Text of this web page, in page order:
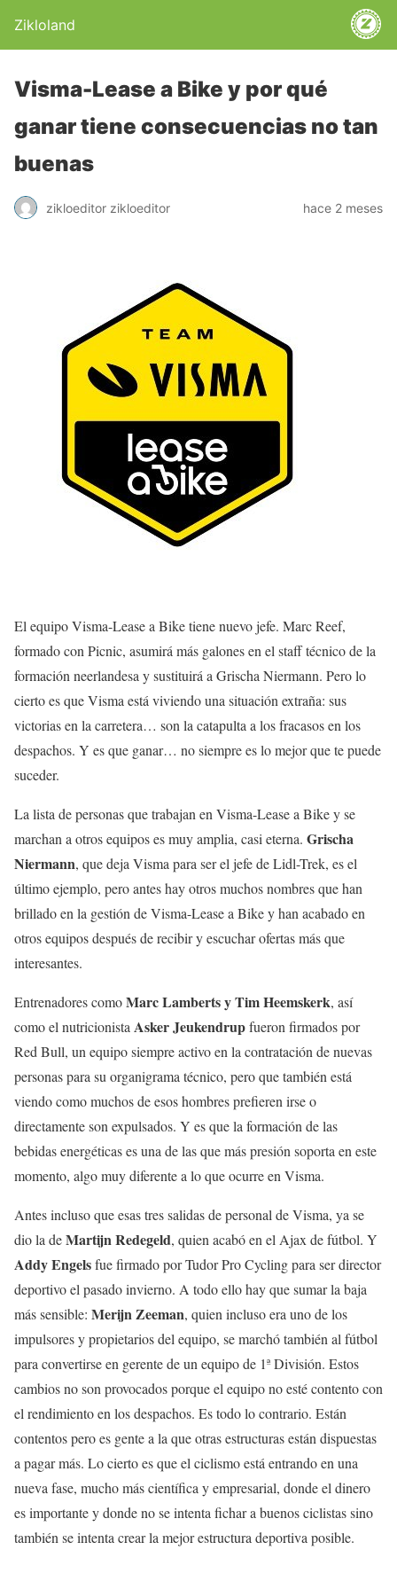
Zikloland
Visma-Lease a Bike y por qué
ganar tiene consecuencias no tan
buenas
zikloeditor zikloeditor hace 2 meses
El equipo Visma-Lease a Bike tiene nuevo jefe. Marc Reef,
formado con Picnic, asumirá más galones en el staff técnico de la
formación neerlandesa y sustituirá a Grischa Niermann. Pero lo
cierto es que Visma está viviendo una situación extraña: sus
victorias en la carretera… son la catapulta a los fracasos en los
despachos. Y es que ganar… no siempre es lo mejor que te puede
suceder.
La lista de personas que trabajan en Visma-Lease a Bike y se
marchan a otros equipos es muy amplia, casi eterna. Grischa
Niermann, que deja Visma para ser el jefe de Lidl-Trek, es el
último ejemplo, pero antes hay otros muchos nombres que han
brillado en la gestión de Visma-Lease a Bike y han acabado en
otros equipos después de recibir y escuchar ofertas más que
interesantes.
Entrenadores comoMarc Lamberts y Tim Heemskerk, así
como el nutricionista Asker Jeukendrupfueron firmados por
Red Bull, un equipo siempre activo en la contratación de nuevas
personas para su organigrama técnico, pero que también está
viendo como muchos de esos hombres prefieren irse o
directamente son expulsados. Y es que la formación de las
bebidas energéticas es una de las que más presión soporta en este
momento, algo muy diferente a lo que ocurre en Visma.
Antes incluso que esas tres salidas de personal de Visma, ya se
dio la deMartijn Redegeld, quien acabó en el Ajax de fútbol. Y
Addy Engelsfue firmado por Tudor Pro Cycling para ser director
deportivo el pasado invierno. A todo ello hay que sumar la baja
más sensible: Merijn Zeeman, quien incluso era uno de los
impulsores y propietarios del equipo, se marchó también al fútbol
para convertirse en gerente de un equipo de 1ª División. Estos
cambios no son provocados porque el equipo no esté contento con
el rendimiento en los despachos. Es todo lo contrario. Están
contentos pero es gente a la que otras estructuras están dispuestas
a pagar más. Lo cierto es que el ciclismo está entrando en una
nueva fase, mucho más científica y empresarial, donde el dinero
es importante y donde no se intenta fichar a buenos ciclistas sino
también se intenta crear la mejor estructura deportiva posible.